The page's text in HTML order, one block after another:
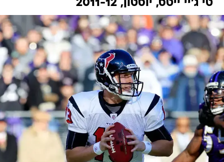
טי ג'יי ייטס, יוסטון, 2011-12